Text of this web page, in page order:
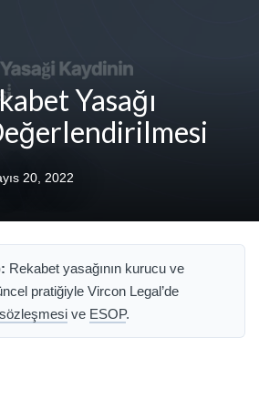
Yasağı
20, 2022
Rekabet yasağının kurucu ve
pratiğiyle Vircon Legal’de
ve ESOP.